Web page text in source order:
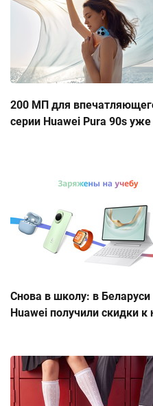
200 МП для
серии Huawei Pura 90s
Снова в школу: в Беларуси
Huawei получили скидки к